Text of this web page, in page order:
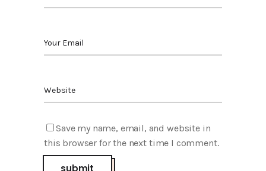
Save my name, email, and website in
this browser for the next time I comment.